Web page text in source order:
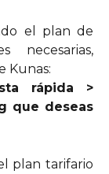
el plan de
necesarias,
Kunas:
rápida >
que deseas
plan tarifario